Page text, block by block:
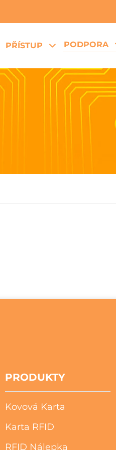
PŘÍSTUP PODPORA
PRODUKTY
Kovová Karta
Karta RFID
RFID Nálepka